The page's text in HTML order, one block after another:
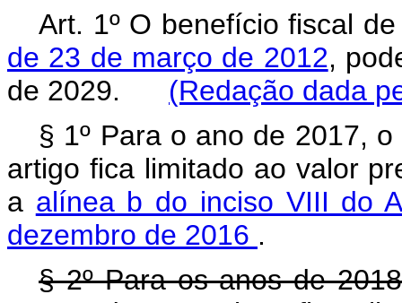
Art. 1º O benefício fiscal
de 23 de março de 2012,
de 2029. (Redação dada
§ 1º Para o ano de 2017,
artigo fica limitado ao valor
a alínea b do inciso VIII do
dezembro de 2016 .
§ 2º Para os anos de